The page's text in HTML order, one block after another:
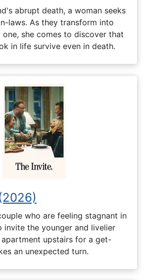
abrupt death, a woman seeks
laws. As they transform into
one, she comes to discover that
in life survive even in death.
who are feeling stagnant in
invite the younger and livelier
upstairs for a get-
an unexpected turn.